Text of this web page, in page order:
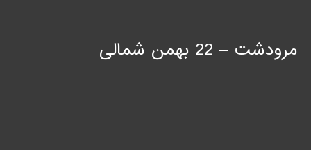
مرودشت – 22 بهمن شمالی